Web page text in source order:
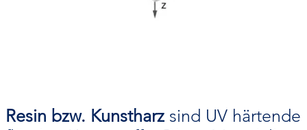
Resin bzw. Kunstharz sind UV härtende